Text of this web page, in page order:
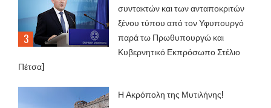
συντακτών και των ανταποκριτών
ξένου τύπου από τον Υφυπουργό
παρά τω Πρωθυπουργώ και
Κυβερνητικό Εκπρόσωπο Στέλιο
Πέτσα]
Η Ακρόπολη της Μυτιλήνης!